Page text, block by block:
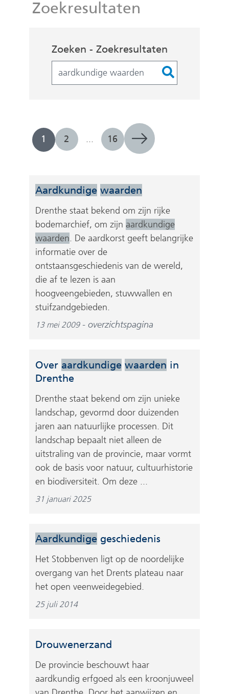
Zoekresultaten
Zoekopdracht
Zoeken - Zoekresultaten
1 2 ... 16
Aardkundige waarden
Drenthe staat bekend om zijn rijke
bodemarchief, om zijn aardkundige
waarden. De aardkorst geeft belangrijke
informatie over de
ontstaansgeschiedenis van de wereld,
die af te lezen is aan
hoogveengebieden, stuwwallen en
stuifzandgebieden.
13 mei 2009 overzichtspagina
Over aardkundige waarden in
Drenthe
Drenthe staat bekend om zijn unieke
landschap, gevormd door duizenden
jaren aan natuurlijke processen. Dit
landschap bepaalt niet alleen de
uitstraling van de provincie, maar vormt
ook de basis voor natuur, cultuurhistorie
en biodiversiteit. Om deze ...
31 januari 2025
Aardkundigegeschiedenis
Het Stobbenven ligt op de noordelijke
overgang van het Drents plateau naar
het open veenweidegebied.
25 juli 2014
Drouwenerzand
De provincie beschouwt haar
aardkundig erfgoed als een kroonjuweel